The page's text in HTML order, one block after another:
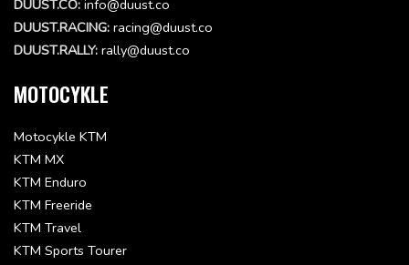
DUUST.CO: info@duust.co
DUUST.RACING: racing@duust.co
DUUST.RALLY: rally@duust.co
MOTOCYKLE
Motocykle KTM
KTM MX
KTM Enduro
KTM Freeride
KTM Travel
KTM Sports Tourer